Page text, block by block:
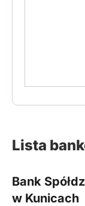
Lista
Bank
w Kunicach